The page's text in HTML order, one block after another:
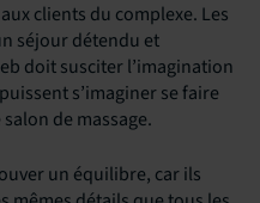
clients du complexe. Les
séjour détendu et
doit susciter l’imagination
s’imaginer se faire
de massage.
un équilibre, car ils